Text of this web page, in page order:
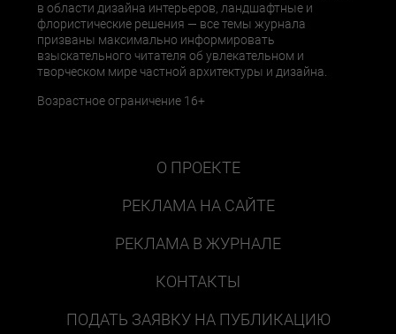
в области дизайна интерьеров, ландшафтные и
флористические решения — все темы журнала
призваны максимально информировать
взыскательного читателя об увлекательном и
творческом мире частной архитектуры и дизайна.
Возрастное ограничение 16+
О ПРОЕКТЕ
РЕКЛАМА НА САЙТЕ
РЕКЛАМА В ЖУРНАЛЕ
КОНТАКТЫ
ПОДАТЬ ЗАЯВКУ НА ПУБЛИКАЦИЮ